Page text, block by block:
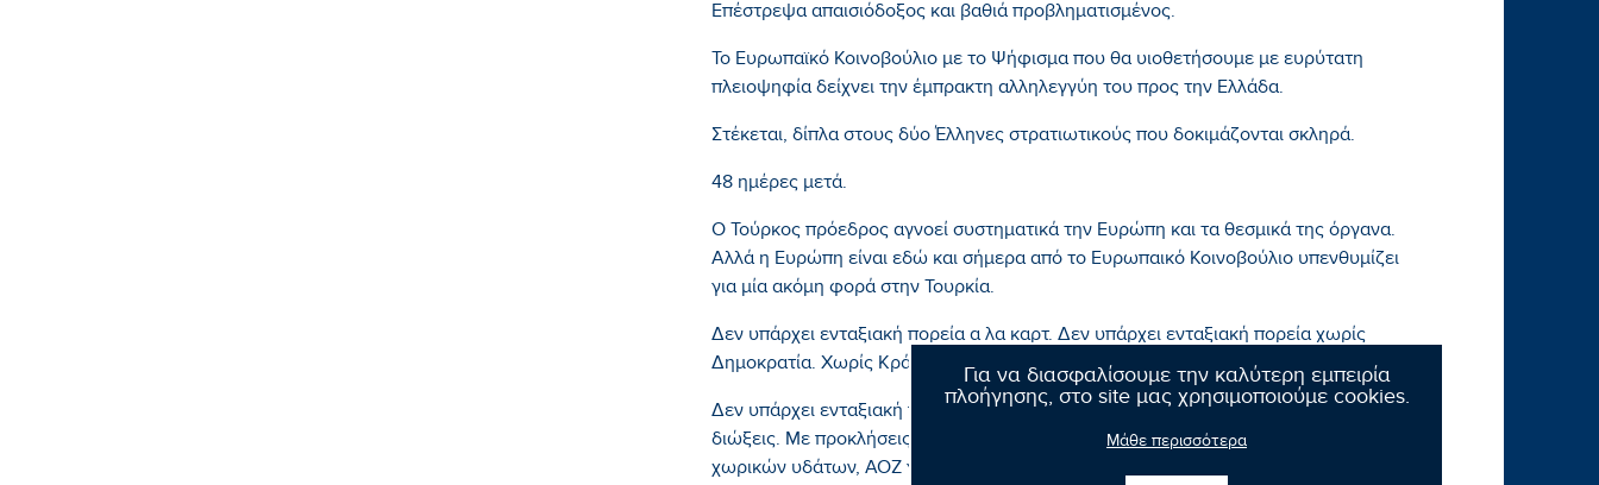
Για να διασφαλίσουμε την καλύτερη εμπειρία
πλοήγησης, στο site μας χρησιμοποιούμε cookies.
Μάθε περισσότερα
Επέστρεψα απαισιόδοξος και βαθιά προβληματισμένος.
Το Ευρωπαϊκό Κοινοβούλιο με το Ψήφισμα που θα υιοθετήσουμε με ευρύτατη
πλειοψηφία δείχνει την έμπρακτη αλληλεγγύη του προς την Ελλάδα.
Στέκεται, δίπλα στους δύο Έλληνες στρατιωτικούς που δοκιμάζονται σκληρά.
48 ημέρες μετά.
Ο Τούρκος πρόεδρος αγνοεί συστηματικά την Ευρώπη και τα θεσμικά της όργανα.
Αλλά η Ευρώπη είναι εδώ και σήμερα από το Ευρωπαικό Κοινοβούλιο υπενθυμίζει
για μία ακόμη φορά στην Τουρκία.
Δεν υπάρχει ενταξιακή πορεία α λα καρτ. Δεν υπάρχει ενταξιακή πορεία χωρίς
Δημοκρατία. Χωρίς Κράτος Δικαίου.
Δεν υπάρχει ενταξιακή πορεία με καθεστώς έκτακτης ανάγκης. Με συλλήψεις και
διώξεις. Με προκλήσεις και επιθετικές ενέργειες. Με παραβιάσεις εναέριου χώρου,
χωρικών υδάτων, ΑΟΖ γειτονικών χωρών.